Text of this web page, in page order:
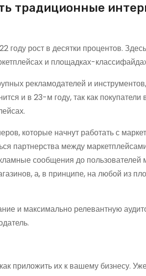
традиционные
году рост в десятки процентов.
и площадках-
рекламодателей и
и в 23-м году, так как покупатели
которые начнут работать с
партнерства между
сообщения до пользователей
а, в принципе, на любой из
и максимально релевантную
приложить их к вашему бизнесу.